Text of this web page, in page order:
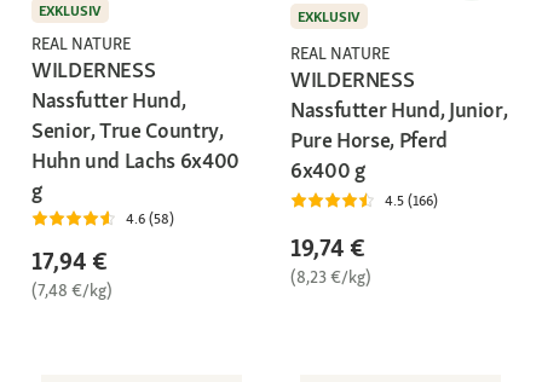
EXKLUSIV
REAL NATURE
WILDERNESS
Nassfutter Hund,
Senior, True Country,
Huhn und Lachs 6x400
g
4.6 (58)
17,94 €
(7,48 €/kg)
EXKLUSIV
REAL NATURE
WILDERNESS
Nassfutter Hund, Junior,
Pure Horse, Pferd
6x400 g
4.5 (166)
19,74 €
(8,23 €/kg)